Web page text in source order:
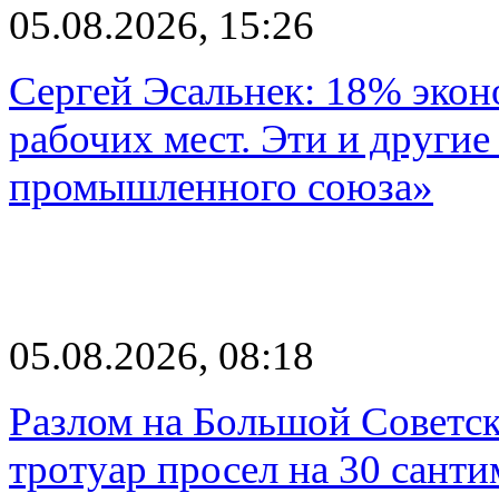
05.08.2026, 15:26
Сергей Эсальнек: 18%
рабочих мест. Эти и
промышленного союза»
05.08.2026, 08:18
Разлом на Большой
тротуар просел на 30